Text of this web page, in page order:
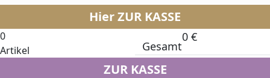
Hier ZUR KASSE
0
Artikel
Gesamt
0 €
ZUR KASSE